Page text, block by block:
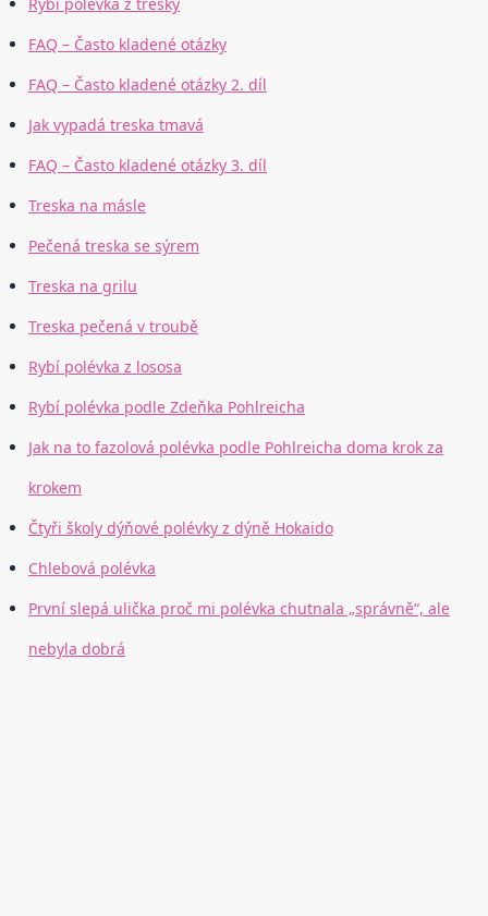
Rybí polévka z tresky
FAQ – Často kladené otázky
FAQ – Často kladené otázky 2. díl
Jak vypadá treska tmavá
FAQ – Často kladené otázky 3. díl
Treska na másle
Pečená treska se sýrem
Treska na grilu
Treska pečená v troubě
Rybí polévka z lososa
Rybí polévka podle Zdeňka Pohlreicha
Jak na to fazolová polévka podle Pohlreicha doma krok za
krokem
Čtyři školy dýňové polévky z dýně Hokaido
Chlebová polévka
První slepá ulička proč mi polévka chutnala „správně“, ale
nebyla dobrá